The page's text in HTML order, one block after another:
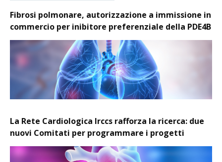
Fibrosi polmonare, autorizzazione a immissione in
commercio per inibitore preferenziale della PDE4B
La Rete Cardiologica Irccs rafforza la ricerca: due
nuovi Comitati per programmare i progetti